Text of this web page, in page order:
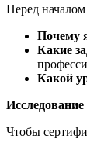
Перед
Почему
Какие
Какой
Чтобы